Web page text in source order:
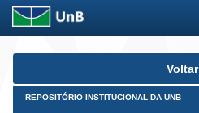
Skip
Voltar
REPOSITÓRIO INSTITUCIONAL DA UNB